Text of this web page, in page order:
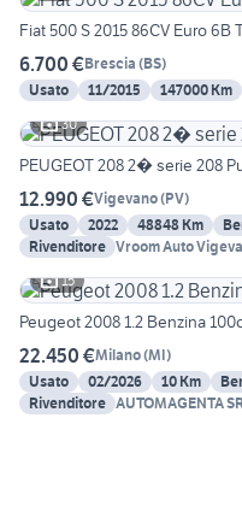
Fiat 500 S 2015 86CV Euro
6.700 €Brescia (BS)
Usato
11/2015 147000 Km
30
PEUGEOT 208 2� serie 208
12.990 €Vigevano(PV)
Usato
2022 48848 Km
Rivenditore Vroom Auto
15
Peugeot 2008 1.2 Benzina
22.450 €Milano(MI)
Usato
02/2026 10 Km
Rivenditore AUTOMAGENTA